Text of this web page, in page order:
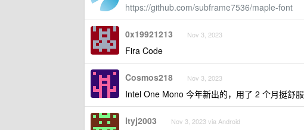
https://github.com/subframe7536/maple-font
0x19921213 Nov 3, 2023
Fira Code
Cosmos218 Nov 3, 2023
Intel One Mono 今年新出的，用了 2 个月挺舒服
ltyj2003 Nov 3, 2023 via Android